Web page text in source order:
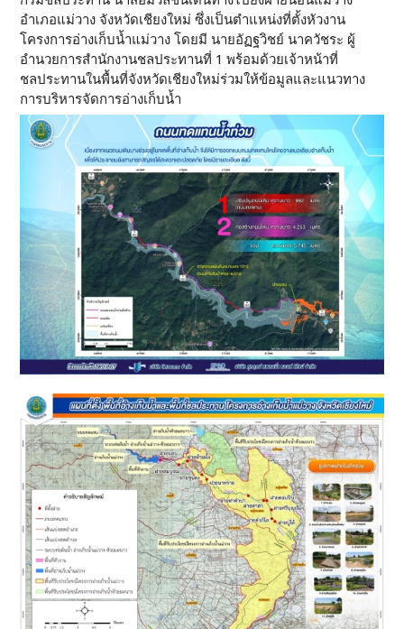
อำเภอแม่วาง จังหวัดเชียงใหม่ ซึ่งเป็นตำแหน่งที่ตั้งหัวงาน
โครงการอ่างเก็บน้ำแม่วาง โดยมี นายอัฏฐวิชย์ นาควัชระ ผู้
อำนวยการสำนักงานชลประทานที่ 1 พร้อมด้วยเจ้าหน้าที่
ชลประทานในพื้นที่จังหวัดเชียงใหม่ร่วมให้ข้อมูลและแนวทาง
การบริหารจัดการอ่างเก็บน้ำ